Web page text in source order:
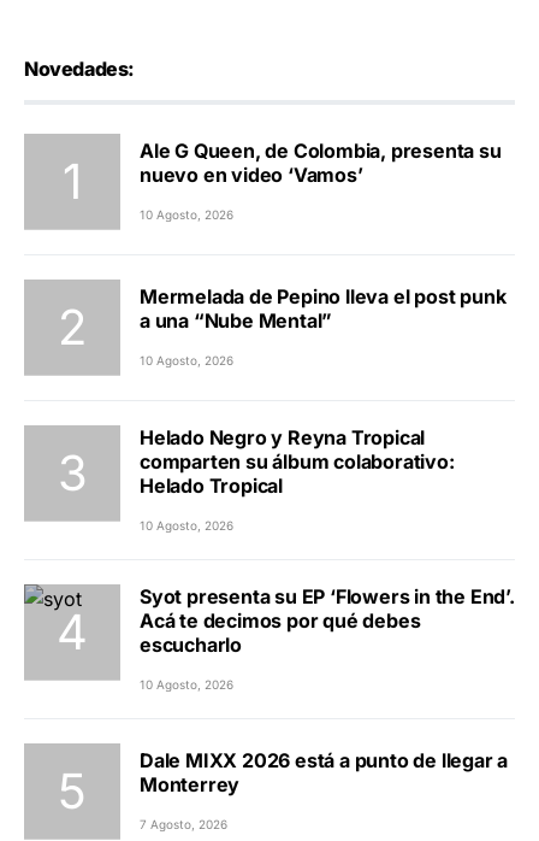
Novedades:
Ale G Queen, de Colombia, presenta su
nuevo en video ‘Vamos’
10 Agosto, 2026
Mermelada de Pepino lleva el post punk
a una “Nube Mental”
10 Agosto, 2026
Helado Negro y Reyna Tropical
comparten su álbum colaborativo:
Helado Tropical
10 Agosto, 2026
Syot presenta su EP ‘Flowers in the End’.
Acá te decimos por qué debes
escucharlo
10 Agosto, 2026
Dale MIXX 2026 está a punto de llegar a
Monterrey
7 Agosto, 2026